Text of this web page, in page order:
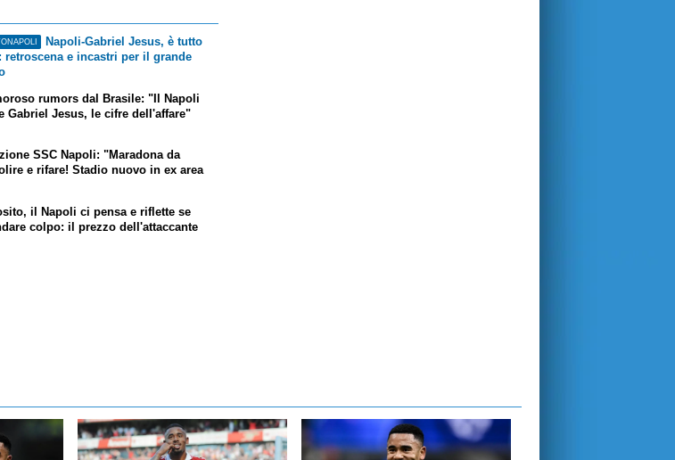
Napoli-Gabriel Jesus, è tutto
retroscena e incastri per il grande
rumors dal Brasile: "Il Napoli
Gabriel Jesus, le cifre dell'affare"
SSC Napoli: "Maradona da
e rifare! Stadio nuovo in ex area
il Napoli ci pensa e riflette se
colpo: il prezzo dell'attaccante